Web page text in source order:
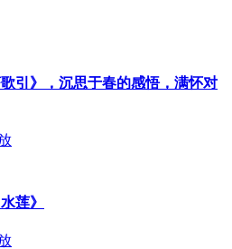
引》，沉思于春的感悟，满怀对
莲》